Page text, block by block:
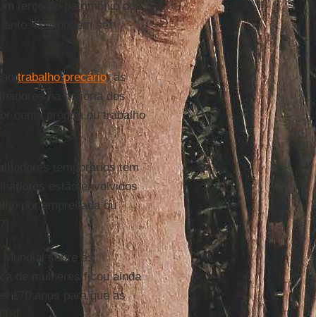
terço do patrimônio dos
43% podem ser
aotrabalho precário: as
na maioria dos
conta própria ou trabalho
temporários tem
estão envolvidos
por empreitada ou
sobre as
de mulheres ficou ainda
170 anos para que as